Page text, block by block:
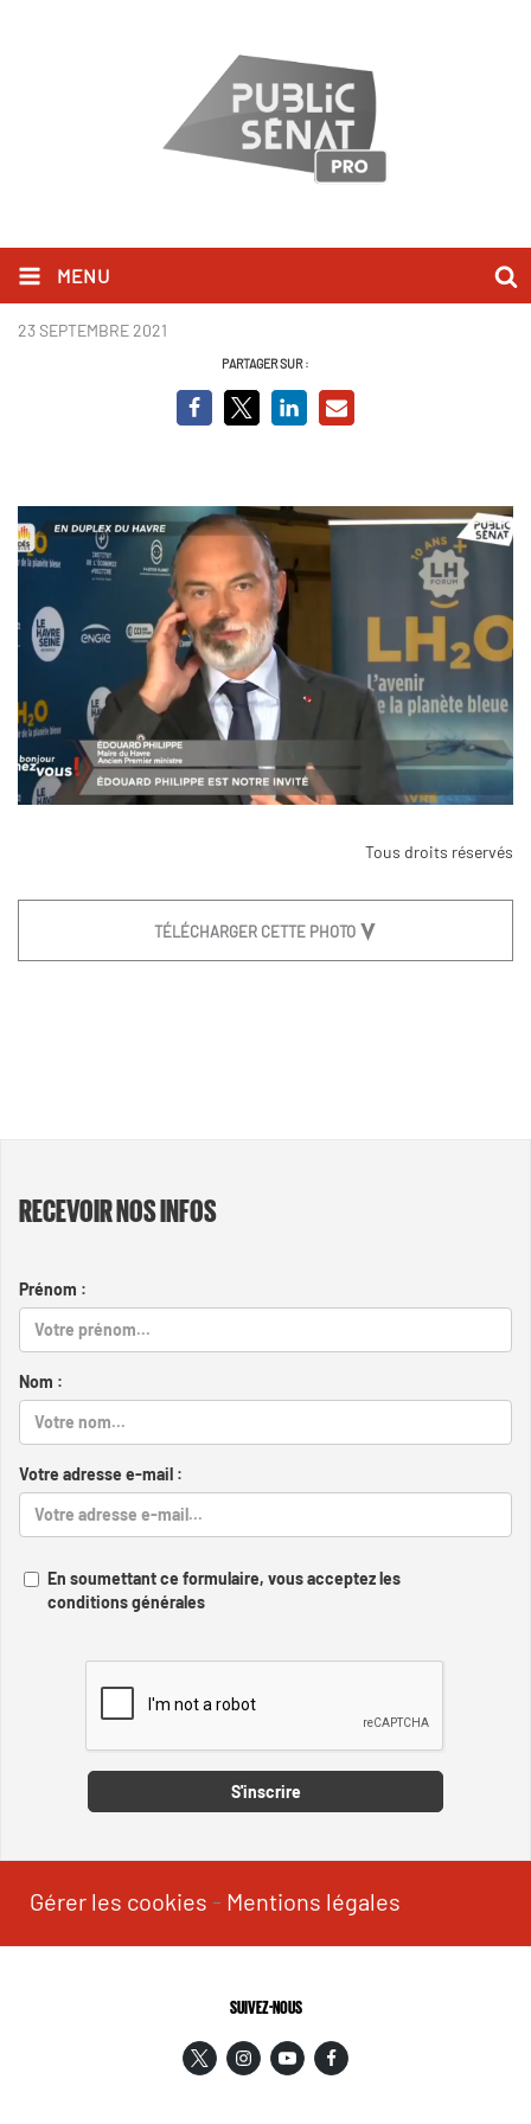
MENU
Edouard Philippe.PNG
23 SEPTEMBRE 2021
PARTAGER SUR :
Tous droits réservés
TÉLÉCHARGER CETTE PHOTO
RECEVOIR NOS INFOS
Prénom :
Nom :
Votre adresse e-mail :
En soumettant ce formulaire, vous acceptez les
conditions générales
S'inscrire
Gérer les cookies - Mentions légales
SUIVEZ-NOUS